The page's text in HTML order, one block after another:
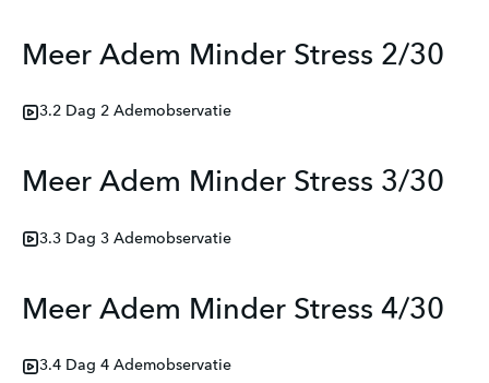
Meer Adem Minder Stress 2/30
3.2 Dag 2 Ademobservatie
Meer Adem Minder Stress 3/30
3.3 Dag 3 Ademobservatie
Meer Adem Minder Stress 4/30
3.4 Dag 4 Ademobservatie